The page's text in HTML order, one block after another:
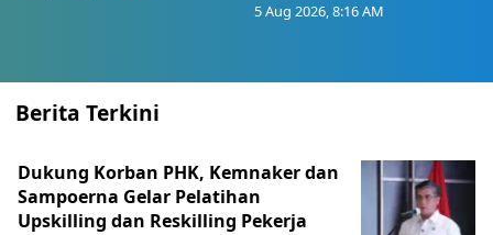
5 Aug 2026, 8:16 AM
Berita Terkini
Dukung Korban PHK, Kemnaker dan
Sampoerna Gelar Pelatihan
Upskilling dan Reskilling Pekerja